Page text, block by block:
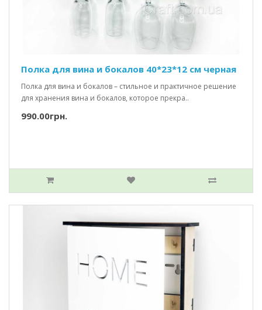
Полка для вина и бокалов 40*23*12 см черная
Полка для вина и бокалов – стильное и практичное решение
для хранения вина и бокалов, которое прекра..
990.00грн.